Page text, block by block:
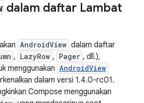
dalam daftar Lambat
AndroidView dalam daftar
, LazyRow , Pager , dll.),
menggunakan AndroidView
dalam versi 1.4.0-rc01.
Compose menggunakan